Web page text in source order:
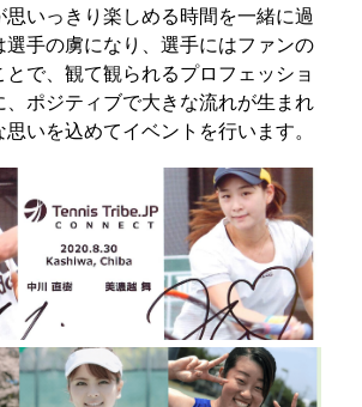
いっきり楽しめる時間を一緒に過
選手の虜になり、選手にはファンの
で、観て観られるプロフェッショ
ポジティブで大きな流れが生まれ
いを込めてイベントを行います。